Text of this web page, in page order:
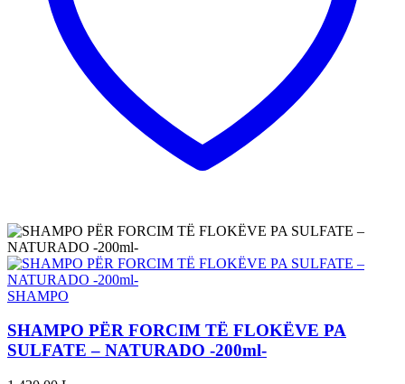
SHAMPO
SHAMPO PËR FORCIM TË FLOKËVE PA
SULFATE – NATURADO -200ml-